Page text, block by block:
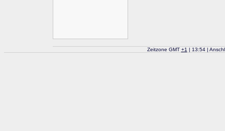
Zeitzone GMT +1 | 13:54 |